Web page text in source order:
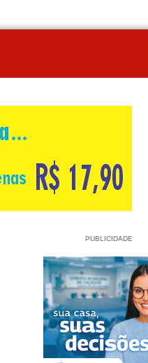
PUBLICIDADE